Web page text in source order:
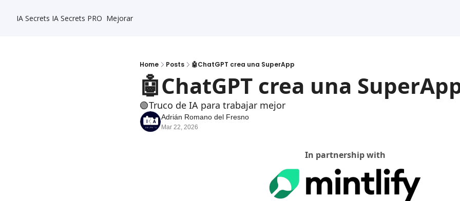
IA Secrets IA Secrets PRO Mejorar
Home Posts 🤖ChatGPT crea una SuperApp
🤖ChatGPT crea una
🟢Truco de IA para trabajar mejor
Adrián Romano del Fresno
Mar 22, 2026
In partnership with